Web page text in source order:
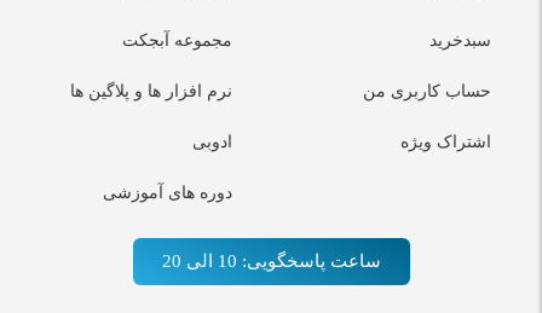
سبدخرید
حساب کاربری من
اشتراک ویژه
مجموعه آبجکت
نرم افزار ها و پلاگین ها
ادوبی
دوره های آموزشی
ساعت پاسخگویی: 10 الی 20